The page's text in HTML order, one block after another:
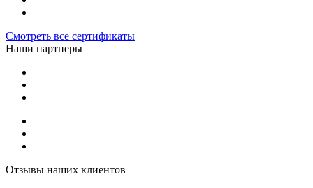
Смотреть все сертификаты
Наши партнеры
Отзывы наших клиентов